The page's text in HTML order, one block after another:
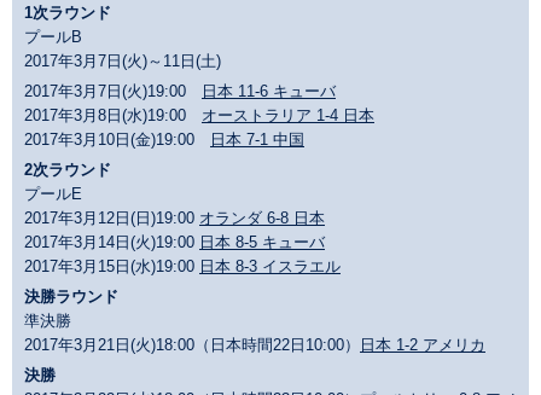
1次ラウンド
プールB
2017年3月7日(火)～11日(土)
2017年3月7日(火)19:00
日本 11-6 キューバ
2017年3月8日(水)19:00 オーストラリア 1-4 日本
2017年3月10日(金)19:00
日本 7-1 中国
2次ラウンド
プールE
2017年3月12日(日)19:00 オランダ 6-8 日本
2017年3月14日(火)19:00 日本 8-5 キューバ
2017年3月15日(水)19:00 日本 8-3 イスラエル
決勝ラウンド
準決勝
2017年3月21日(火)18:00（日本時間22日10:00）
日本 1-2 アメリカ
決勝